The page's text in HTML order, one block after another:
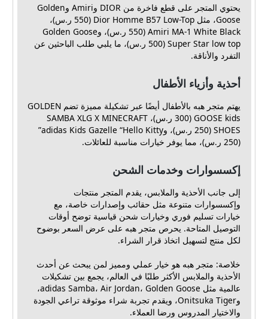
يحتوي المتجر على قطع فاخرة من DIOR وAmiri وGolden
Goose، مثل Dior Homme B57 Low-Top (550 ر.س)،
Amiri MA-1 White Black (550 ر.س)، وGolden Goose
Super Star low top (500 ر.س)، ما يلبي طلب الباحثين عن
التفرد والأناقة.
أحذية وأزياء الأطفال
يهتم متجر هبه بالأطفال أيضًا عبر تشكيلة مميزة تضم GOLDEN
GOOSE kids (300 ر.س)، SAMBA XLG X MINECRAFT
SHOES (250 ر.س)، وadidas Kids Gazelle “Hello Kitty”
(250 ر.س)، مما يوفر خيارات مناسبة للعائلات.
إكسسوارات وخدمات الشحن
إلى جانب الأحذية والملابس، يقدم المتجر منتجات
وإكسسوارات متنوعة مثل حقائب وإصدارات خاصة، مع
خيارات تسليم فوري وخيارات شحن قياسية توضح أوقات
التوصيل المتاحة. يحرص متجر هبه على عرض السعر بوضوح
لكل منتج لتسهيل اتخاذ قرار الشراء.
خلاصة: متجر هبه هو خيار عملي ومميز لمن يبحث عن أحدث
الأحذية والملابس الأكثر طلبًا في العالم، يجمع بين تشكيلات
عالمية مثل adidas Samba، Air Jordan، Golden Goose،
وOnitsuka Tiger، ويقدم تجربة شراء موثوقة تراعي الجودة
والاختيار المدروس ورضا العملاء.